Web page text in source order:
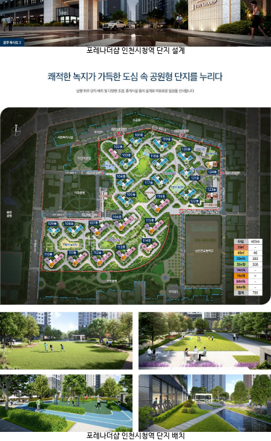
포레나더샵 인천시청역 단지 설계
포레나더샵 인천시청역 단지 배치